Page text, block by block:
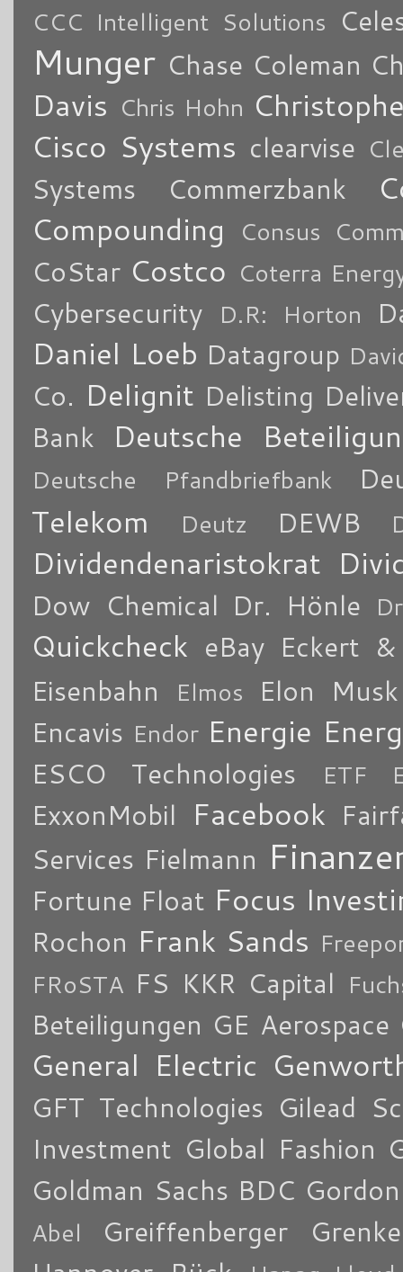
CCC Intelligent Solutions
Munger Chase Coleman
Davis Chris Hohn
Cisco Systems clearvise
Systems Commerzbank
Compounding
Consus
CoStar Costco Coterra
Cybersecurity D.R: Horton
Daniel Loeb Datagroup
Co. Delignit Delisting
Bank
Deutsche
Deutsche Pfandbriefbank
Telekom Deutz DEWB
Dividendenaristokrat
Dow Chemical Dr. Hönle
Quickcheck eBay Eckert
Eisenbahn
Elmos
Elon Musk
Encavis Endor Energie
ESCO Technologies ETF
ExxonMobil Facebook
Services Fielmann
Fortune Float Focus
Rochon Frank Sands
FRoSTA FS KKR Capital
Beteiligungen GE Aerospace
General Electric
GFT Technologies Gilead
Investment Global Fashion
Goldman Sachs BDC
Abel Greiffenberger
Grenke